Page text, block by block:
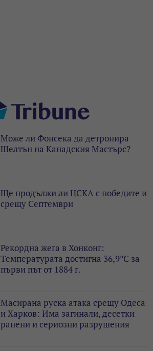
Може ли Фонсека да детронира
Шелтън на Канадския Мастърс?
Ще продължи ли ЦСКА с победите и
срещу Септември
Рекордна жега в Хонконг:
Температурата достигна 36,9°C за
първи път от 1884 г.
Масирана руска атака срещу Одеса
и Харков: Има загинали, десетки
ранени и сериозни разрушения